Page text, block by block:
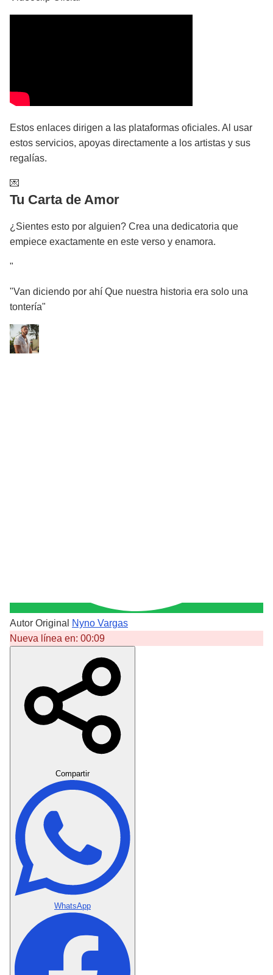
Estos enlaces dirigen a las plataformas oficiales. Al usar
estos servicios, apoyas directamente a los artistas y sus
regalías.
💌
Tu Carta de Amor
¿Sientes esto por alguien? Crea una dedicatoria que
empiece exactamente en este verso y enamora.
"
"Van diciendo por ahí Que nuestra historia era solo una
tontería"
Autor Original
Nyno Vargas
Nueva línea en: 00:09
Compartir
WhatsApp